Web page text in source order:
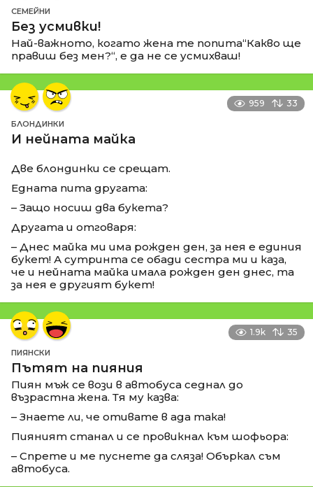
СЕМЕЙНИ
Без усмивки!
Най-важното, когато жена те попита“Какво ще
правиш без мен?“, е да не се усмихваш!
959 33
БЛОНДИНКИ
И нейната майка
Две блондинки се срещат.
Едната пита другата:
– Защо носиш два букета?
Другата и отговаря:
– Днес майка ми има рожден ден, за нея е единия
букет! А сутринта се обади сестра ми и каза,
че и нейната майка имала рожден ден днес, та
за нея е другият букет!
1.9k 35
ПИЯНСКИ
Пътят на пияния
Пиян мъж се вози в автобуса седнал до
възрастна жена. Тя му казва:
– Знаете ли, че отивате в ада така!
Пияният станал и се провикнал към шофьора:
– Спрете и ме пуснете да сляза! Объркал съм
автобуса.